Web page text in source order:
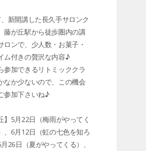
新開講した長久手サロンク
藤が丘駅から徒歩圏内の講
ロンで、少人数・お菓子・
ム付きの贅沢な内容♪
参加できるリトミッククラ
なか少ないので、この機会
参加下さいね♪
】5月22日（梅雨がやってく
、6月12日（虹の七色を知ろ
26日（夏がやってくる）、